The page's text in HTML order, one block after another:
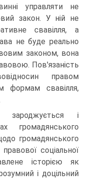
управляти не
закон. У ній не
свавілля, а
не буде реально
законом, вона
Пов'язаність
правом
формам свавілля,
зароджується і
громадянського
громадянського
соціальної
історією як
і доцільний